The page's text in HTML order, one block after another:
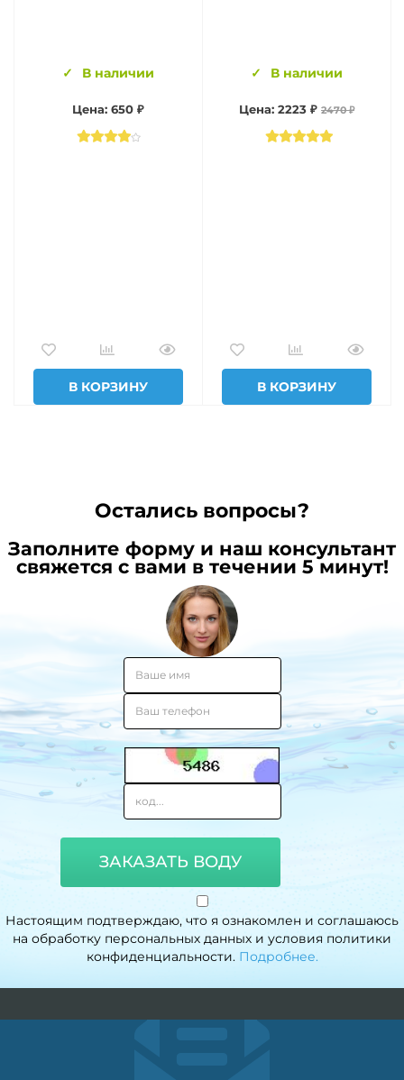
В наличии
Цена: 650 ₽
В КОРЗИНУ
В наличии
Цена: 2223 ₽ 2470 ₽
В КОРЗИНУ
Остались вопросы?
Заполните форму и наш консультант
свяжется с вами в течении 5 минут!
ЗАКАЗАТЬ ВОДУ
Настоящим подтверждаю, что я ознакомлен и соглашаюсь
на обработку персональных данных и условия политики
конфиденциальности. Подробнее.